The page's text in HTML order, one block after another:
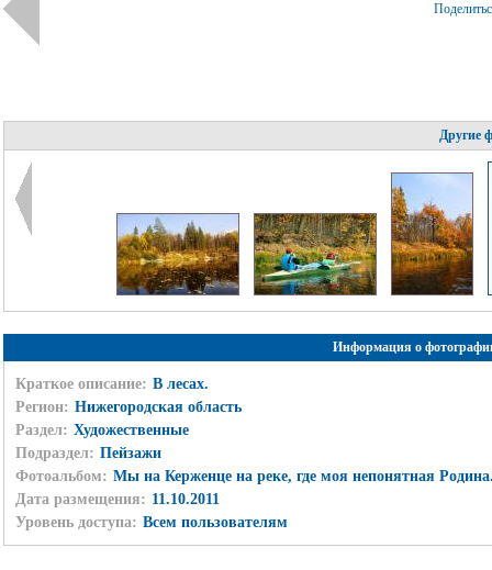
Другие
Информация о
Краткое описание: В лесах.
Регион: Нижегородская область
Раздел: Художественные
Подраздел: Пейзажи
Фотоальбом: Мы на Керженце на реке, где моя непонятная
Дата размещения: 11.10.2011
Уровень доступа: Всем пользователям